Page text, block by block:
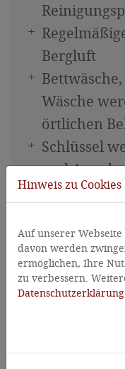
Nationalpark
Bildergalerie
Bergluft
Wäsche
örtlichen
Schlüssel
und
Unsere
Unsere
Hinweis zu Cookies
Auf unserer
davon werden
ermöglichen, Ihre
zu verbessern.
Datenschutzerklärung